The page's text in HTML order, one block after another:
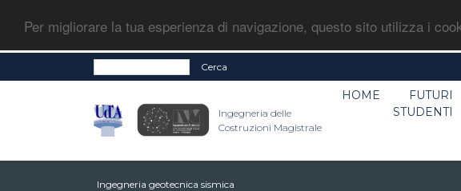
Per migliorare la tua esperienza di navigazione, questo sito utilizza i
Cerca
Ingegneria delle
Costruzioni Magistrale
HOME
FUTURI
STUDENTI
Ingegneria geotecnica sismica